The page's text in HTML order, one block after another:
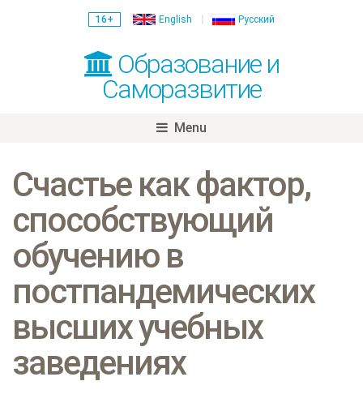
16+ English Русский
Образование и
Саморазвитие
Menu
content
Счастье как фактор,
способствующий
обучению в
постпандемических
высших учебных
заведениях